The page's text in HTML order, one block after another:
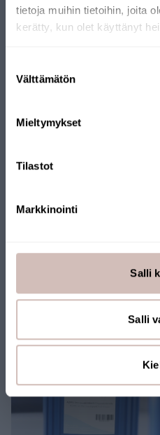
tietoja muihin tietoihin, joita
kerätty, kun olet käyttänyt
valinta
Välttämätön
Mieltymykset
Tilastot
Markkinointi
Salli
Salli
fournies et l'envoi de
transmis par
Pays de